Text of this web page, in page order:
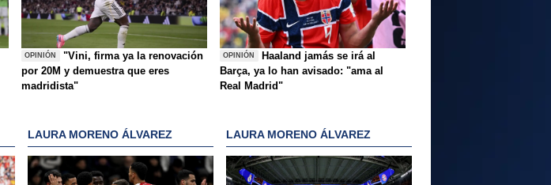
OPINIÓN
"Vini, firma ya la renovación
por 20M y demuestra que eres
madridista"
OPINIÓN
Haaland jamás se irá al
Barça, ya lo han avisado: "ama al
Real Madrid"
LAURA MORENO ÁLVAREZ LAURA MORENO ÁLVAREZ